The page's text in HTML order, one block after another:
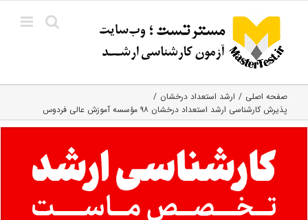
content
صفحه اصلی
ارشد استعداد درخشان
پذیرش کارشناسی ارشد استعداد درخشان ۹۸ مؤسسه آموزش عالی فردوس